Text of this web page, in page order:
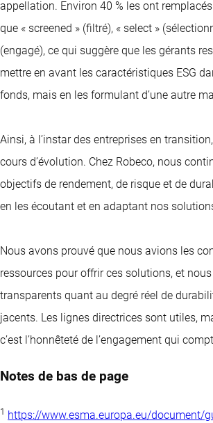
appellation. Environ 40 % les ont
que « screened » (filtré), « select »
(engagé), ce qui suggère que les gérants
mettre en avant les caractéristiques ESG
fonds, mais en les formulant d’une autre
Ainsi, à l’instar des entreprises en
cours d’évolution. Chez Robeco, nous
objectifs de rendement, de risque et de
en les écoutant et en adaptant nos
Nous avons prouvé que nous avions les
ressources pour offrir ces solutions, et
transparents quant au degré réel de
jacents. Les lignes directrices sont utiles,
c’est l’honnêteté de l’engagement qui
Notes de bas de page
1 https://www.esma.europa.eu/document/